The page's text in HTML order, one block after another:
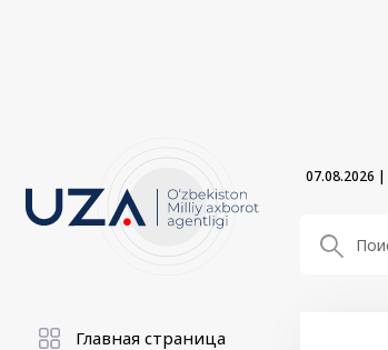
07.08.2026 |
Главная страница